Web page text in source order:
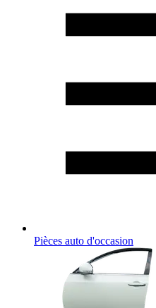
Pièces auto d'occasion